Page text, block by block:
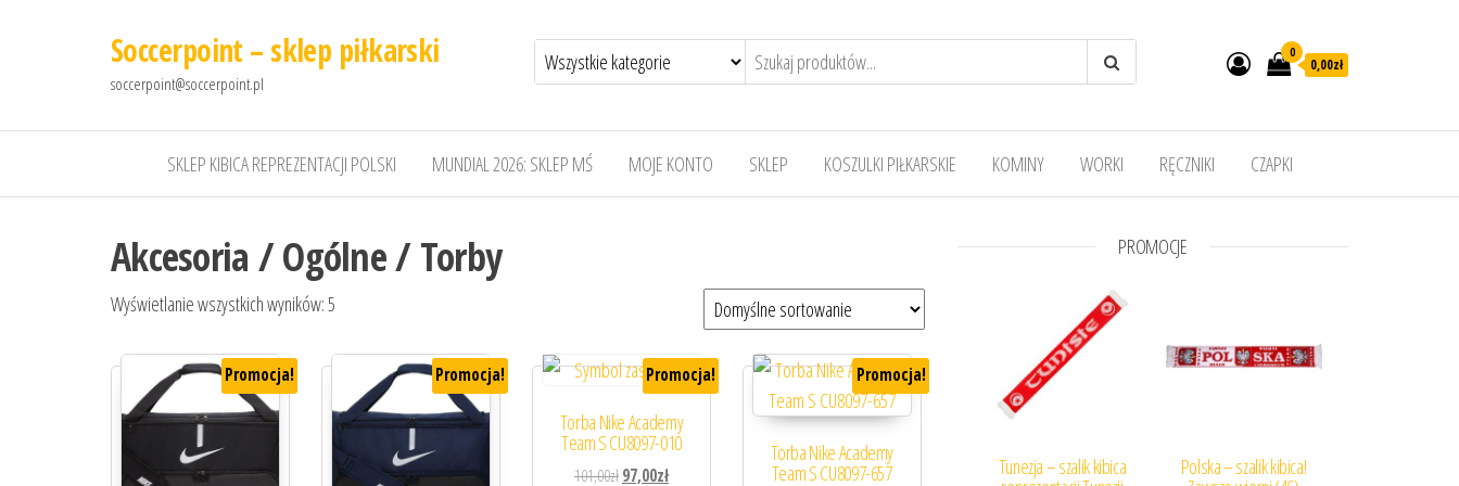
Soccerpoint – sklep piłkarski
soccerpoint@soccerpoint.pl
0
0,00zł
SKLEP KIBICA REPREZENTACJI POLSKI MUNDIAL 2026: SKLEP MŚ MOJE KONTO SKLEP KOSZULKI PIŁKARSKIE KOMINY WORKI RĘCZNIKI CZAPKI
Akcesoria / Ogólne / Torby
Wyświetlanie wszystkich wyników: 5
Promocja! Promocja! Promocja!
Torba Nike Academy
Team S CU8097-010
101,00złPierwotna cena wynosiła: 101,00zł.
97,00złAktualna cena wynosi: 97,00zł.
Promocja!
Torba Nike Academy
Team S CU8097-657
PROMOCJE
Tunezja – szalik kibica Polska – szalik kibica!